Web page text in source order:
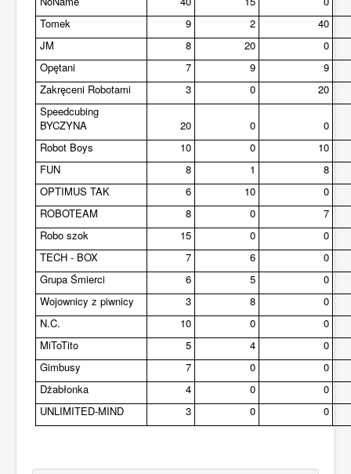
Tomek
9 2
40
JM
8 20
0
Opętani
7 9
9
Zakręceni Robotami
3 0
20
Speedcubing
BYCZYNA
20 0
0
Robot Boys
10 0
10
FUN
8 1
8
OPTIMUS TAK
6 10
0
ROBOTEAM
8 0
7
Robo szok
15 0
0
TECH - BOX
7 6
0
Grupa Śmierci
6 5
0
Wojownicy z piwnicy
3 8
0
N.C.
10 0
0
MiToTito
5 4
0
Gimbusy
7 0
0
Dżabłonka
4 0
0
UNLIMITED-MIND
3 0 0